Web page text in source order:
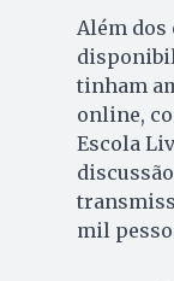
Além dos
tinham
online,
Escola
mil